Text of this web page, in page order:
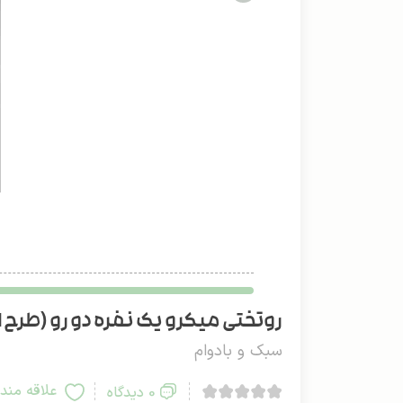
روتختی میکرو یک نفره دو رو (طرح 1)
سبک و بادوام
0 دیدگاه علاقه